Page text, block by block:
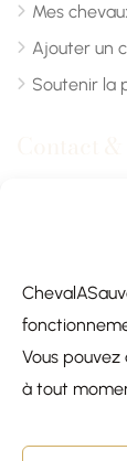
Vous
à tout
Mes
Ajouter un
Soutenir la
Communiqué